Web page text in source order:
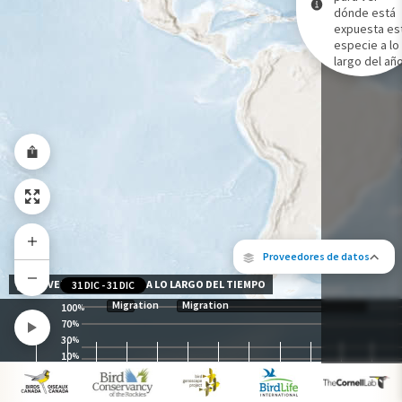
Proveedores de datos
Los siguientes socios contribuyeron
Gama de especies por estación
Gama de verano
Rango de invierno
Rango a lo largo del año
dónde está
expuesta
especie a lo
largo del
100%
70%
30%
10%
Migration Migration
31 DIC -31 DIC
NIVEL DE EXPOSICIÓN A LO LARGO DEL TIEMPO